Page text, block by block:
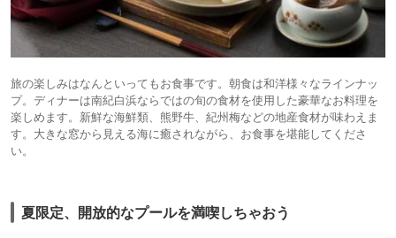
旅の楽しみはなんといってもお食事です。朝食は和洋様々なラインナッ
プ。ディナーは南紀白浜ならではの旬の食材を使用した豪華なお料理を
楽しめます。新鮮な海鮮類、熊野牛、紀州梅などの地産食材が味わえま
す。大きな窓から見える海に癒されながら、お食事を堪能してくださ
い。
夏限定、開放的なプールを満喫しちゃおう